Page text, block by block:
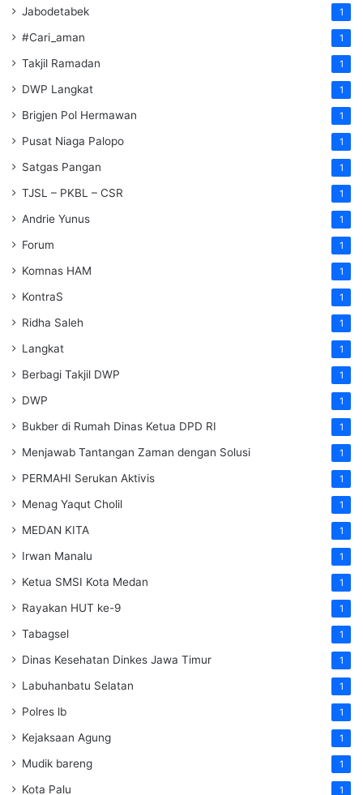
Jabodetabek 1
#Cari_aman 1
Takjil Ramadan 1
DWP Langkat 1
Brigjen Pol Hermawan 1
Pusat Niaga Palopo 1
Satgas Pangan 1
TJSL – PKBL – CSR 1
Andrie Yunus 1
Forum 1
Komnas HAM 1
KontraS 1
Ridha Saleh 1
Langkat 1
Berbagi Takjil DWP 1
DWP 1
Bukber di Rumah Dinas Ketua DPD RI 1
Menjawab Tantangan Zaman dengan Solusi 1
PERMAHI Serukan Aktivis 1
Menag Yaqut Cholil 1
MEDAN KITA 1
Irwan Manalu 1
Ketua SMSI Kota Medan 1
Rayakan HUT ke-9 1
Tabagsel 1
Dinas Kesehatan Dinkes Jawa Timur 1
Labuhanbatu Selatan 1
Polres lb 1
Kejaksaan Agung 1
Mudik bareng 1
Kota Palu 1